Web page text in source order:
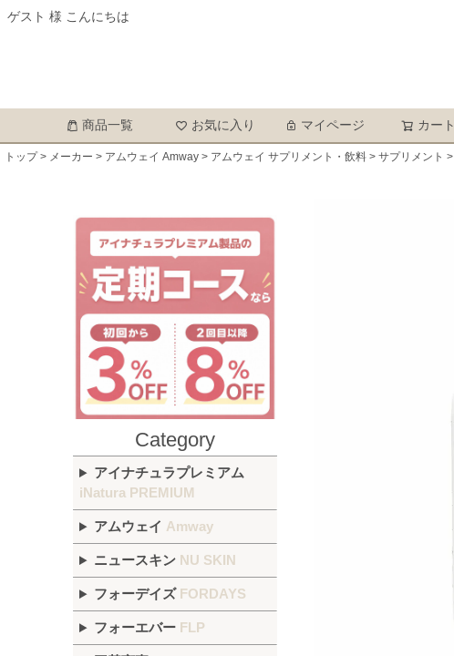
ゲスト 様 こんにちは
商品一覧 お気に入り マイページ カート
トップ メーカー アムウェイ Amway アムウェイ サプリメント・飲料 サプリメント
Category
アイナチュラプレミアム
iNatura PREMIUM
アムウェイ Amway
ニュースキン NU SKIN
フォーデイズ FORDAYS
フォーエバー FLP